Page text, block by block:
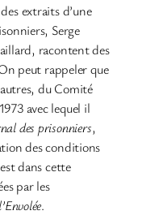
extraits d’une
Serge
racontent des
peut rappeler que
du Comité
avec lequel il
des prisonniers,
des conditions
dans cette
par les
l’Envolée.